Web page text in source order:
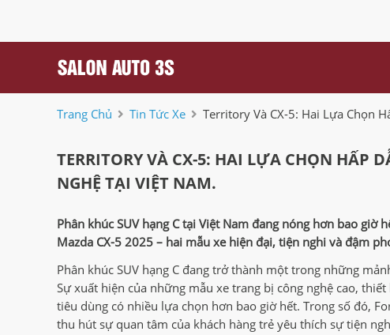
Trang Chủ Tin Tức Xe Territory Và CX-5: Hai Lựa Chọn
TERRITORY VÀ CX-5: HAI LỰA CHỌN HẤP
NGHỆ TẠI VIỆT NAM.
Phân khúc SUV hạng C tại Việt Nam đang nóng hơn bao
Mazda CX-5 2025 – hai mẫu xe hiện đại, tiện nghi và đậm
Phân khúc SUV hạng C đang trở thành một trong những
Sự xuất hiện của những mẫu xe trang bị công nghệ cao,
tiêu dùng có nhiều lựa chọn hơn bao giờ hết. Trong số đó,
thu hút sự quan tâm của khách hàng trẻ yêu thích sự tiện